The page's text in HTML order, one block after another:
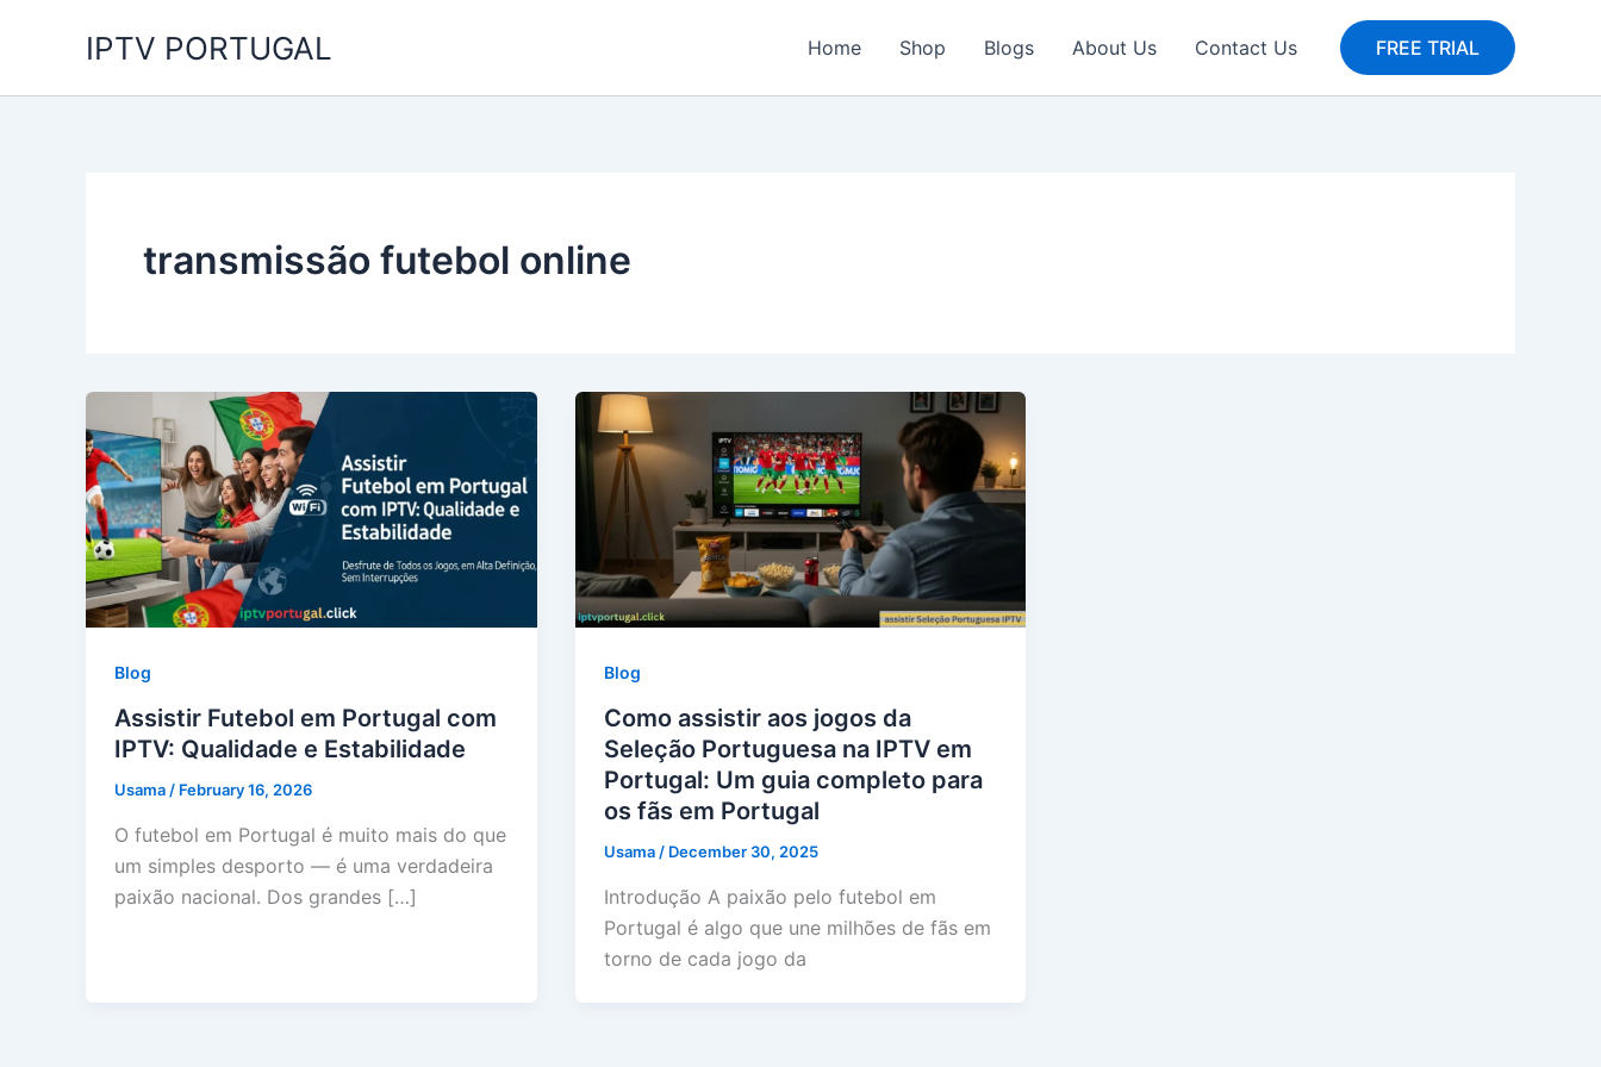
IPTV PORTUGAL Home Shop Blogs About Us Contact Us FREE TRIAL
transmissão futebol online
Blog
Assistir Futebol em Portugal com
IPTV: Qualidade e Estabilidade
Usama / February 16, 2026
O futebol em Portugal é muito mais do que
um simples desporto — é uma verdadeira
paixão nacional. Dos grandes […]
Blog
Como assistir aos jogos da
Seleção Portuguesa na IPTV em
Portugal: Um guia completo para
os fãs em Portugal
Usama / December 30, 2025
Introdução A paixão pelo futebol em
Portugal é algo que une milhões de fãs em
torno de cada jogo da